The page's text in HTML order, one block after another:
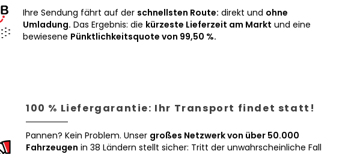
Ihre Sendung fährt auf der schnellsten Route: direkt und ohne
Umladung. Das Ergebnis: die kürzeste Lieferzeit am Markt und eine
bewiesene Pünktlichkeitsquote von 99,50 %.
100 % Liefergarantie: Ihr Transport findet statt!
Pannen? Kein Problem. Unser großes Netzwerk von über 50.000
Fahrzeugen in 38 Ländern stellt sicher: Tritt der unwahrscheinliche Fall